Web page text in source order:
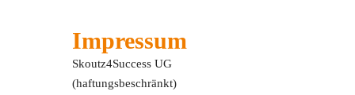
Impressum
Skoutz4Success UG
(haftungsbeschränkt)